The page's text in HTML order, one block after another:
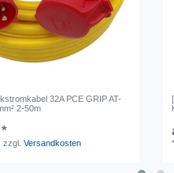
32A PCE GRIP AT-
2-50m
zzgl.Versandkosten